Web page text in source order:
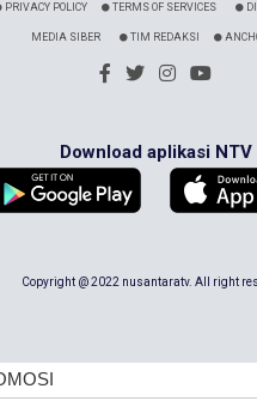
PRIVACY POLICY TERMS OF SERVICES
MEDIA SIBER TIM REDAKSI
Download aplikasi NTV
Copyright @ 2022 nusantaratv. All right